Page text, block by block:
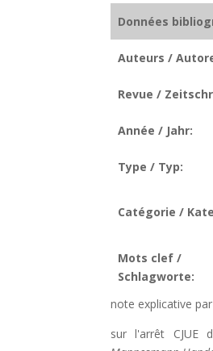
Données
Auteurs /
Revue /
Année / Jahr:
Type / Typ:
Catégorie /
Mots clef /
Schlagworte:
note explicative
sur l'arrêt CJUE